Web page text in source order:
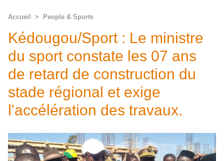
Accueil > People & Sports
Kédougou/Sport : Le ministre
du sport constate les 07 ans
de retard de construction du
stade régional et exige
l'accélération des travaux.